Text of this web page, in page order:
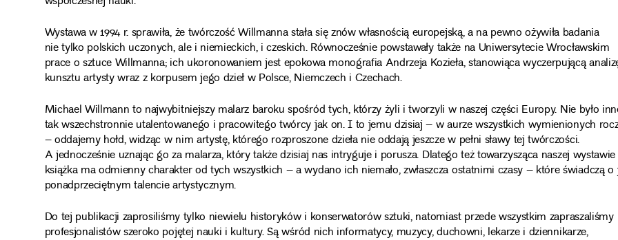
Wystawa w 1994 r. sprawiła, że twórczość Willmanna stała się znów własnością europejską, a na pewno ożywiła badania
nie tylko polskich uczonych, ale i niemieckich, i czeskich. Równocześnie powstawały także na Uniwersytecie Wrocławskim
prace o sztuce Willmanna; ich ukoronowaniem jest epokowa monografia Andrzeja Kozieła, stanowiąca wyczerpującą
kunsztu artysty wraz z korpusem jego dzieł w Polsce, Niemczech i Czechach.
Michael Willmann to najwybitniejszy malarz baroku spośród tych, którzy żyli i tworzyli w naszej części Europy. Nie było
tak wszechstronnie utalentowanego i pracowitego twórcy jak on. I to jemu dzisiaj – w aurze wszystkich wymienionych
– oddajemy hołd, widząc w nim artystę, którego rozproszone dzieła nie oddają jeszcze w pełni sławy tej twórczości.
A jednocześnie uznając go za malarza, który także dzisiaj nas intryguje i porusza. Dlatego też towarzysząca naszej wystawie
książka ma odmienny charakter od tych wszystkich – a wydano ich niemało, zwłaszcza ostatnimi czasy – które świadczą o
ponadprzeciętnym talencie artystycznym.
Do tej publikacji zaprosiliśmy tylko niewielu historyków i konserwatorów sztuki, natomiast przede wszystkim zapraszaliśmy
profesjonalistów szeroko pojętej nauki i kultury. Są wśród nich informatycy, muzycy, duchowni, lekarze i dziennikarze,